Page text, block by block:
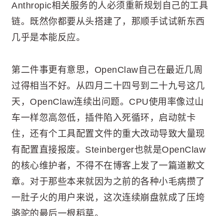
Anthropic相关服务的人必须重新规划自己的工具
链。既然你都要从头搭建了，那顺手试试新东西
几乎是本能反应。
第二件事更有意思，OpenClaw自己在最近几周
过得相当不好。从四月二十四号到二十九号这几
天，OpenClaw连续出问题。CPU使用率像过山
车一样忽高忽低，插件陷入死循环，启动就卡
住，还有个工具配置文件的重大改动导致大量现
有配置直接报废。Steinberger也就是OpenClaw
的核心维护者，不得不在博客上发了一篇道歉文
章。对于那些本来就因为之前的各种小毛病攒了
一肚子火的用户来说，这次连续崩盘就成了压垮
骆驼的最后一根稻草。